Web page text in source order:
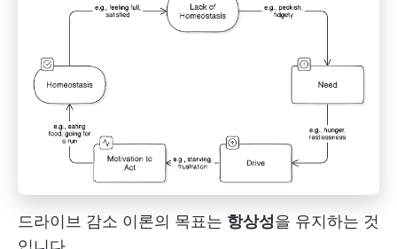
드라이브 감소 이론의 목표는 항상성을 유지하는 것